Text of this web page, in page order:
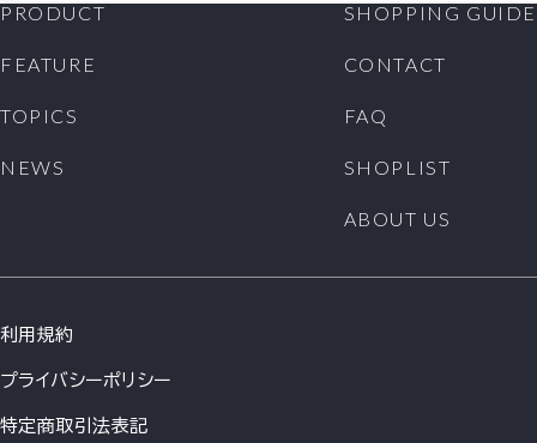
PRODUCT
FEATURE
TOPICS
NEWS
SHOPPING GUIDE
CONTACT
FAQ
SHOPLIST
ABOUT US
利用規約
プライバシーポリシー
特定商取引法表記